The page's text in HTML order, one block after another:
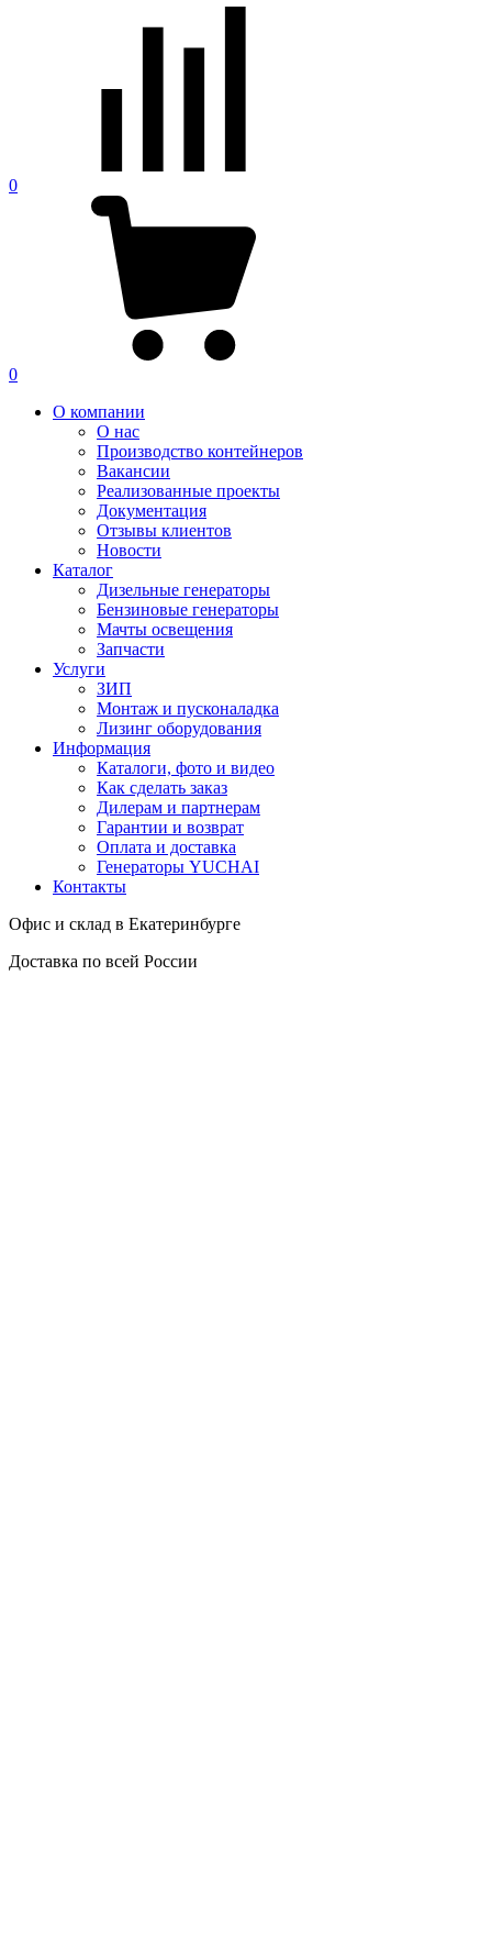
0
0
О компании
О нас
Производство контейнеров
Вакансии
Реализованные проекты
Документация
Отзывы клиентов
Новости
Каталог
Дизельные генераторы
Бензиновые генераторы
Мачты освещения
Запчасти
Услуги
ЗИП
Монтаж и пусконаладка
Лизинг оборудования
Информация
Каталоги, фото и видео
Как сделать заказ
Дилерам и партнерам
Гарантии и возврат
Оплата и доставка
Генераторы YUCHAI
Контакты
Офис и склад в Екатеринбурге
Доставка по всей России